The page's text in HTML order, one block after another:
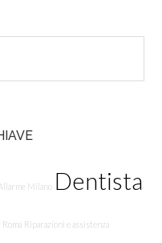
Milano Dentista
Riparazioni e assistenza